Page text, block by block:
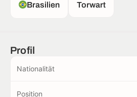
Brasilien Torwart
Profil
Nationalität
Position